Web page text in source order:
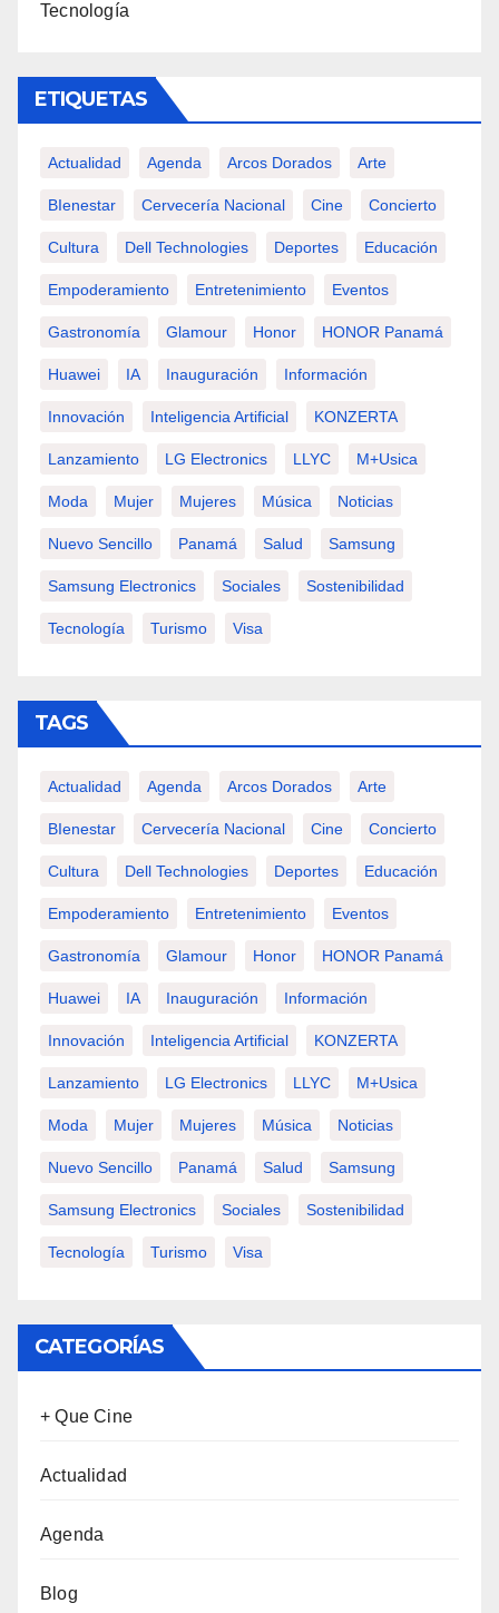
Tecnología
ETIQUETAS
Actualidad Agenda Arcos Dorados Arte
BIenestar Cervecería Nacional Cine Concierto
Cultura Dell Technologies Deportes Educación
Empoderamiento Entretenimiento Eventos
Gastronomía Glamour Honor HONOR Panamá
Huawei IA Inauguración Información
Innovación Inteligencia Artificial KONZERTA
Lanzamiento LG Electronics LLYC M+usica
Moda Mujer Mujeres Música Noticias
Nuevo Sencillo Panamá Salud Samsung
Samsung Electronics Sociales Sostenibilidad
Tecnología Turismo Visa
TAGS
Actualidad Agenda Arcos Dorados Arte
BIenestar Cervecería Nacional Cine Concierto
Cultura Dell Technologies Deportes Educación
Empoderamiento Entretenimiento Eventos
Gastronomía Glamour Honor HONOR Panamá
Huawei IA Inauguración Información
Innovación Inteligencia Artificial KONZERTA
Lanzamiento LG Electronics LLYC M+usica
Moda Mujer Mujeres Música Noticias
Nuevo Sencillo Panamá Salud Samsung
Samsung Electronics Sociales Sostenibilidad
Tecnología Turismo Visa
CATEGORÍAS
+ Que Cine
Actualidad
Agenda
Blog